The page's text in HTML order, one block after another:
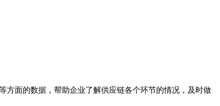
方面的数据，帮助企业了解供应链各个环节的情况，及时做